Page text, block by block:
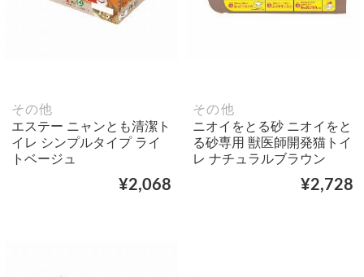
その他
エステー ニャンとも清潔ト
イレ シンプルタイプ ライ
トベージュ
¥2,068
その他
ニオイをとる砂 ニオイをと
る砂専用 獣医師開発猫トイ
レ ナチュラルブラウン
¥2,728